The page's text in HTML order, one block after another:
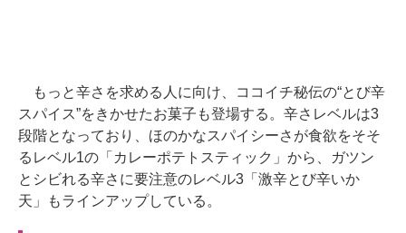
もっと辛さを求める人に向け、ココイチ秘伝の“とび辛
スパイス”をきかせたお菓子も登場する。辛さレベルは3
段階となっており、ほのかなスパイシーさが食欲をそそ
るレベル1の「カレーポテトスティック」から、ガツン
とシビれる辛さに要注意のレベル3「激辛とび辛いか
天」もラインアップしている。